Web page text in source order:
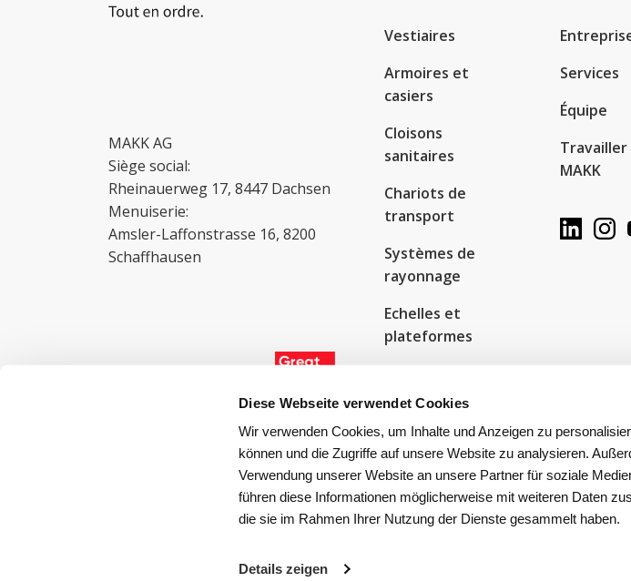
Diese Webseite verwendet Cookies
Wir verwenden Cookies, um Inhalte und Anzeigen zu
können und die Zugriffe auf unsere Website zu analysieren.
Verwendung unserer Website an unsere Partner für soziale
führen diese Informationen möglicherweise mit weiteren Daten
die sie im Rahmen Ihrer Nutzung der Dienste gesammelt haben.
Details zeigen
MAKK AG
Siège social:
Rheinauerweg 17, 8447 Dachsen
Menuiserie:
Amsler-Laffonstrasse 16, 8200
Schaffhausen
Vestiaires
Armoires et
casiers
Cloisons
sanitaires
Chariots de
transport
Systèmes de
rayonnage
Echelles et
plateformes
déchets et
recyclage
Services
Équipe
Travailler
MAKK